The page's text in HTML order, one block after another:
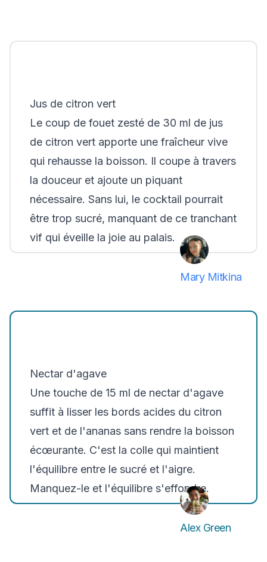
Jus de citron vert
Le coup de fouet zesté de 30 ml de jus
de citron vert apporte une fraîcheur vive
qui rehausse la boisson. Il coupe à travers
la douceur et ajoute un piquant
nécessaire. Sans lui, le cocktail pourrait
être trop sucré, manquant de ce tranchant
vif qui éveille la joie au palais.
Mary Mitkina
Nectar d'agave
Une touche de 15 ml de nectar d'agave
suffit à lisser les bords acides du citron
vert et de l'ananas sans rendre la boisson
écœurante. C'est la colle qui maintient
l'équilibre entre le sucré et l'aigre.
Manquez-le et l'équilibre s'effondre.
Alex Green